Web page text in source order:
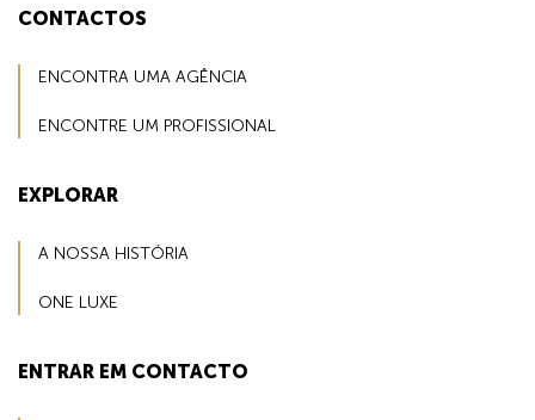
CONTACTOS
ENCONTRA UMA AGÊNCIA
ENCONTRE UM PROFISSIONAL
EXPLORAR
A NOSSA HISTÓRIA
ONE LUXE
ENTRAR EM CONTACTO